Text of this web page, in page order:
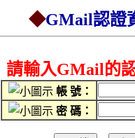
◆GMail認證
請輸入GMail的
帳 號：
密 碼：